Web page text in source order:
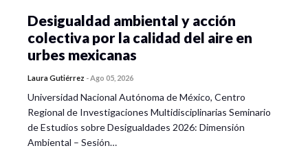
Desigualdad ambiental y acción
colectiva por la calidad del aire en
urbes mexicanas
Laura Gutiérrez -Ago 05, 2026
Universidad Nacional Autónoma de México, Centro
Regional de Investigaciones Multidisciplinarias Seminario
de Estudios sobre Desigualdades 2026: Dimensión
Ambiental – Sesión…